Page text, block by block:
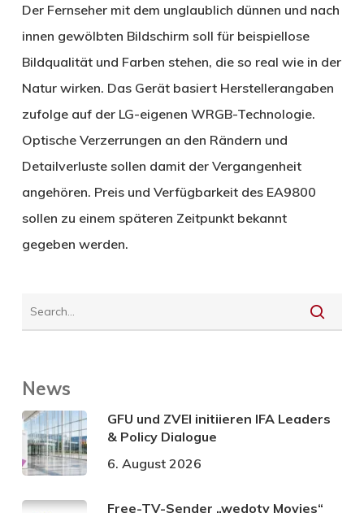
Der Fernseher mit dem unglaublich dünnen und nach
innen gewölbten Bildschirm soll für beispiellose
Bildqualität und Farben stehen, die so real wie in der
Natur wirken. Das Gerät basiert Herstellerangaben
zufolge auf der LG-eigenen WRGB-Technologie.
Optische Verzerrungen an den Rändern und
Detailverluste sollen damit der Vergangenheit
angehören. Preis und Verfügbarkeit des EA9800
sollen zu einem späteren Zeitpunkt bekannt
gegeben werden.
News
GFU und ZVEI initiieren IFA Leaders
& Policy Dialogue
6. August 2026
Free-TV-Sender „wedotv Movies“